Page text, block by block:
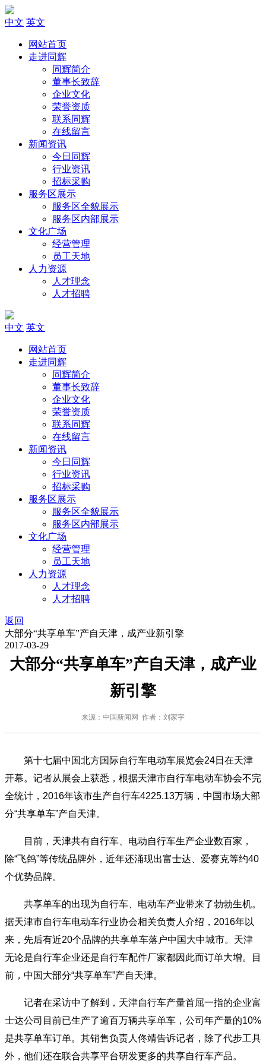
中文 英文
网站首页
走进同辉
同辉简介
董事长致辞
企业文化
荣誉资质
联系同辉
在线留言
新闻资讯
今日同辉
行业资讯
招标采购
服务区展示
服务区全貌展示
服务区内部展示
文化广场
经营管理
员工天地
人力资源
人才理念
人才招聘
中文 英文
网站首页
走进同辉
同辉简介
董事长致辞
企业文化
荣誉资质
联系同辉
在线留言
新闻资讯
今日同辉
行业资讯
招标采购
服务区展示
服务区全貌展示
服务区内部展示
文化广场
经营管理
员工天地
人力资源
人才理念
人才招聘
返回
大部分“共享单车”产自天津，成产业新引擎
2017-03-29
大部分“共享单车”产自天津，成产业
新引擎
来源：中国新闻网 作者：刘家宇
第十七届中国北方国际自行车电动车展览会24日在天津
开幕。记者从展会上获悉，根据天津市自行车电动车协会不完
全统计，2016年该市生产自行车4225.13万辆，中国市场大部
分“共享单车”产自天津。
目前，天津共有自行车、电动自行车生产企业数百家，
除“飞鸽”等传统品牌外，近年还涌现出富士达、爱赛克等约40
个优势品牌。
共享单车的出现为自行车、电动车产业带来了勃勃生机。
据天津市自行车电动车行业协会相关负责人介绍，2016年以
来，先后有近20个品牌的共享单车落户中国大中城市。天津
无论是自行车企业还是自行车配件厂家都因此而订单大增。目
前，中国大部分“共享单车”产自天津。
记者在采访中了解到，天津自行车产量首屈一指的企业富
士达公司目前已生产了逾百万辆共享单车，公司年产量的10%
是共享单车订单。其销售负责人佟靖告诉记者，除了代步工具
外，他们还在联合共享平台研发更多的共享自行车产品。